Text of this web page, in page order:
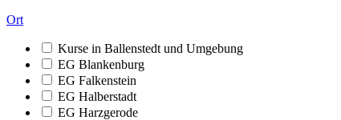
Ort
Kurse in Ballenstedt und Umgebung
EG Blankenburg
EG Falkenstein
EG Halberstadt
EG Harzgerode